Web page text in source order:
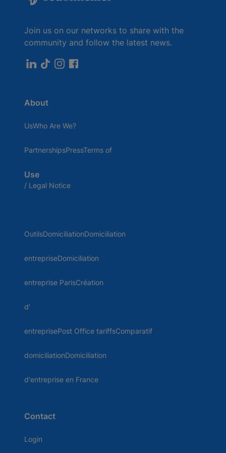
Join us on our networks to share with the
community and follow the latest news.
About
UsWho Are We?
PartnershipsPressTerms of
Use
/ Legal Notice
OutilsDomiciliationDomiciliation
entrepriseDomiciliation
entreprise ParisCréation
d'
entreprisePost Office tariffsComparatif
domiciliationDomiciliation
d'entreprise en France
Contact
Login